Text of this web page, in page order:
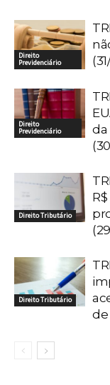
Direito
Previdenciário
Direito
Previdenciário
da
Direito Tributário
Direito Tributário
de